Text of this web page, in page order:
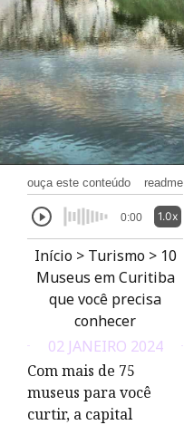
ouça este conteúdo readme
0:00 1.0x
Início> Turismo> 10
Museus em Curitiba
que você precisa
conhecer
02 JANEIRO 2024
Com mais de 75
museus para você
curtir, a capital